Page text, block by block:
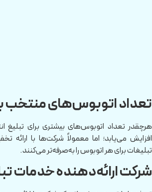
تعداد اتوبوس‌های منتخب
هرچقدر تعداد اتوبوس‌های بیشتری برای تبلیغ
افزایش می‌یابد؛ اما معمولاً شرکت‌ها با ارائه
تبلیغات برای هر اتوبوس را به‌صرفه‌تر می‌کنند.
شرکت ارائه‌دهنده خدمات